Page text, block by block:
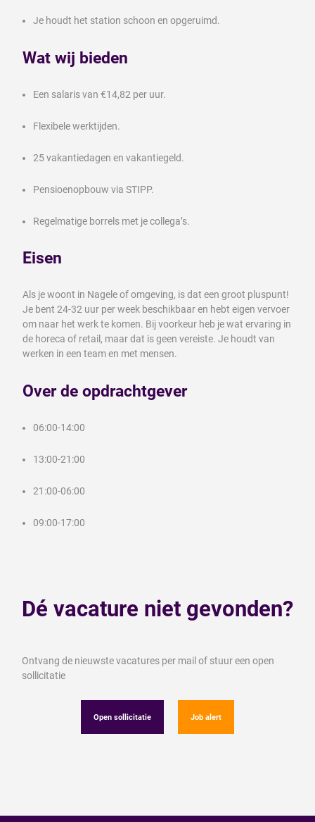
Je houdt het station schoon en opgeruimd.
Wat wij bieden
Een salaris van €14,82 per uur.
Flexibele werktijden.
25 vakantiedagen en vakantiegeld.
Pensioenopbouw via STIPP.
Regelmatige borrels met je collega’s.
Eisen
Als je woont in Nagele of omgeving, is dat een groot pluspunt!
Je bent 24-32 uur per week beschikbaar en hebt eigen vervoer
om naar het werk te komen. Bij voorkeur heb je wat ervaring in
de horeca of retail, maar dat is geen vereiste. Je houdt van
werken in een team en met mensen.
Over de opdrachtgever
06:00-14:00
13:00-21:00
21:00-06:00
09:00-17:00
Dé vacature niet gevonden?
Ontvang de nieuwste vacatures per mail of stuur een open
sollicitatie
Open sollicitatie Job alert